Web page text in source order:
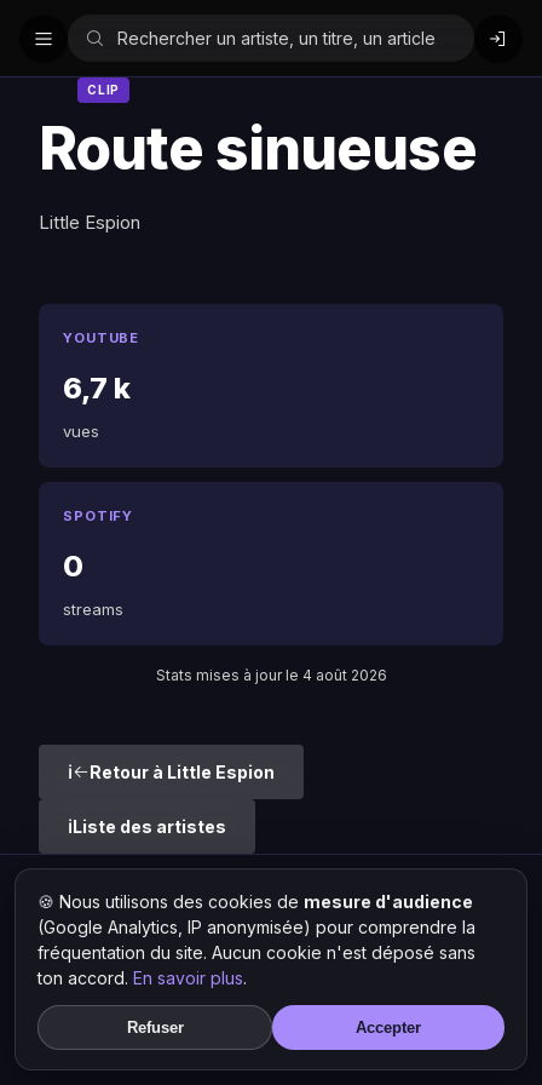
CLIP
Route sinueuse
Little Espion
YOUTUBE
6,7 k
vues
SPOTIFY
0
streams
Stats mises à jour le 4 août 2026
Retour à Little Espion
Liste des artistes
Hit Lokal·L'actu rap & musique urbaine
© 2026 — Tous droits réservés ·Mentions légales·Gérer les
cookies
🍪 Nous utilisons des cookies de mesure d'audience
(Google Analytics, IP anonymisée) pour comprendre la
fréquentation du site. Aucun cookie n'est déposé sans
ton accord. En savoir plus.
Refuser Accepter